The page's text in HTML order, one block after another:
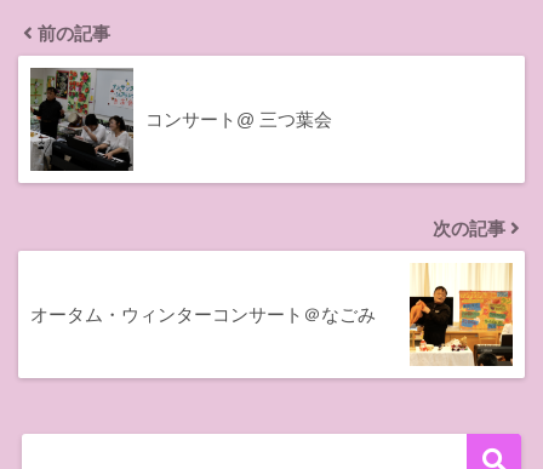
前の記事
コンサート@ 三つ葉会
次の記事
オータム・ウィンターコンサート＠なごみ